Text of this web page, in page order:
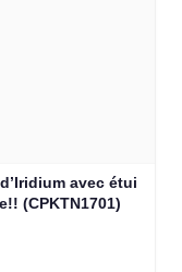
avec étui
(CPKTN1701)